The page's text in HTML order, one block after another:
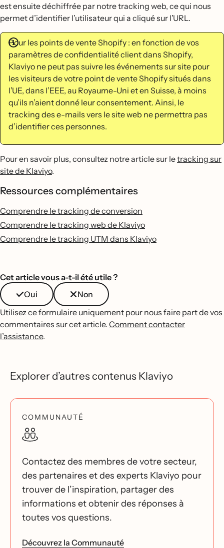
est ensuite déchiffrée par notre tracking web, ce qui nous
permet d’identifier l’utilisateur qui a cliqué sur l’URL.
Pour les points de vente Shopify : en fonction de vos
paramètres de confidentialité client dans Shopify,
Klaviyo ne peut pas suivre les événements sur site pour
les visiteurs de votre point de vente Shopify situés dans
l’UE, dans l’EEE, au Royaume-Uni et en Suisse, à moins
qu’ils n’aient donné leur consentement. Ainsi, le
tracking des e-mails vers le site web ne permettra pas
d’identifier ces personnes.
Pour en savoir plus, consultez notre article sur letracking sur
site de Klaviyo.
Ressources complémentaires
Comprendre le tracking de conversion
Comprendre le tracking web de Klaviyo
Comprendre le tracking UTM dans Klaviyo
Cet article vous a-t-il été utile ?
Oui
Non
Utilisez ce formulaire uniquement pour nous faire part de vos
commentaires sur cet article. Comment contacter
l’assistance.
Explorer d’autres contenus Klaviyo
COMMUNAUTÉ
Contactez des membres de votre secteur,
des partenaires et des experts Klaviyo pour
trouver de l’inspiration, partager des
informations et obtenir des réponses à
toutes vos questions.
Découvrez la Communauté